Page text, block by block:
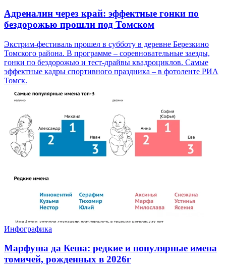
Адреналин через край: эффектные гонки по
бездорожью прошли под Томском
Экстрим-фестиваль прошел в субботу в деревне Березкино
Томского района. В программе – соревновательные заезды,
гонки по бездорожью и тест-драйвы квадроциклов. Самые
эффектные кадры спортивного праздника – в фотоленте РИА
Томск.
Инфографика
Марфуша да Кеша: редкие и популярные имена
томичей, рожденных в 2026г